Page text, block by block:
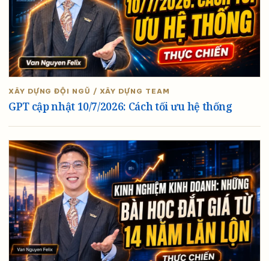
XÂY DỰNG ĐỘI NGŨ / XÂY DỰNG TEAM
GPT cập nhật 10/7/2026: Cách tối ưu hệ thống